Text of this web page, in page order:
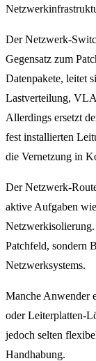
Der Netzwerk-
Gegensatz zum
Datenpakete, leitet
Lastverteilung,
Allerdings ersetzt
fest installierten
die Vernetzung in
Der Netzwerk-
aktive Aufgaben
Patchfeld, sondern
Netzwerksystems.
Manche Anwender
oder Leiterplatten-
jedoch selten
Handhabung.